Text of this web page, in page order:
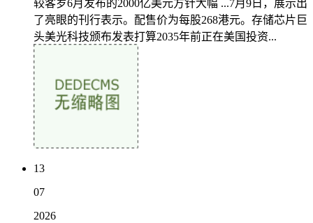
较客岁6月发布的2000亿美元方针大幅 ...7月9日，展示出
了亮眼的刊行表示。配售价为每股268港元。存储芯片巨
头美光科技颁布发表打算2035年前正在美国投资...
13
07
2026